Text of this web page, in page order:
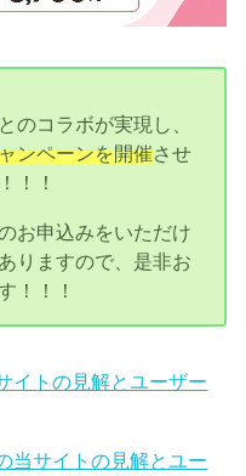
のコラボが実現し、
ンペーンを開催させ
！！
お申込みをいただけ
りますので、是非お
！！！
イトの見解とユーザー
当サイトの見解とユー